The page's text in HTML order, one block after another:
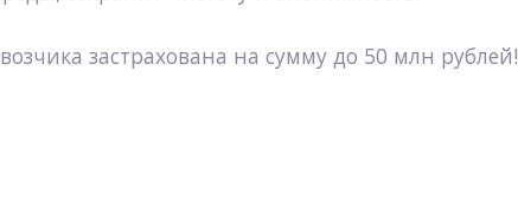
застрахована на сумму до 50 млн рублей!